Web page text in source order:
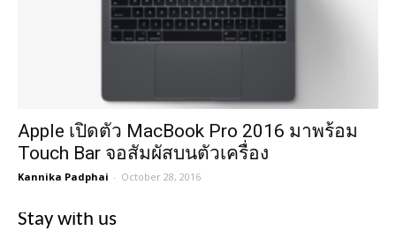
Apple เปิดตัว MacBook Pro 2016 มาพร้อม
Touch Bar จอสัมผัสบนตัวเครื่อง
Kannika Padphai - October 28, 2016
Stay with us